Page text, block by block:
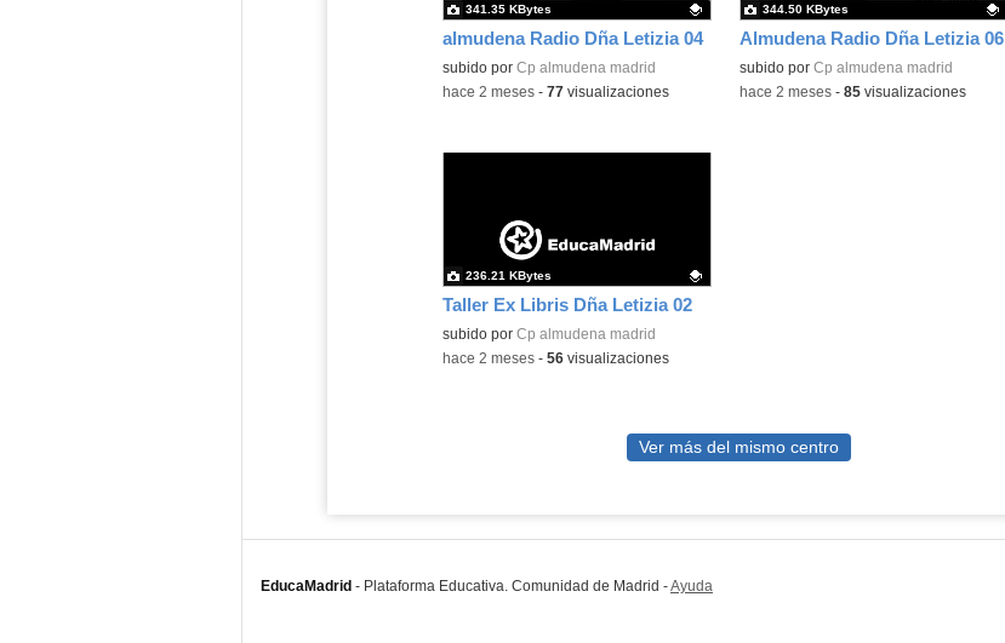
almudena Radio Dña Letizia 04
Contenido educativo.
subido por Cp almudena madrid
341.35 KBytes
-hace 2 meses- 77visualizaciones
Almudena Radio Dña Letizia 06
Contenido educativo.
subido por Cp almudena madrid
344.50 KBytes
-hace 2 meses- 85visualizaciones
Taller Ex Libris Dña Letizia 02
Contenido educativo.
subido por Cp almudena madrid
236.21 KBytes
-hace 2 meses- 56visualizaciones
Ver más del mismo centro
EducaMadrid - Plataforma Educativa. Comunidad de Madrid -Ayuda